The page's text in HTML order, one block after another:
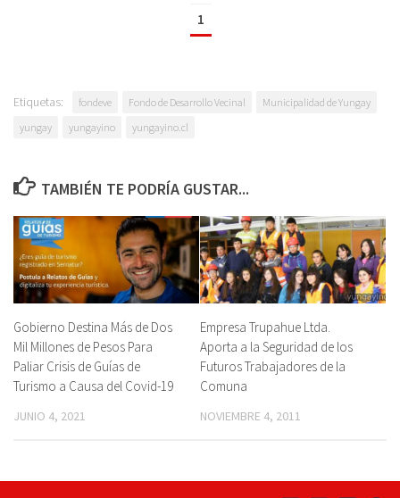
1
Etiquetas: fondeve Fondo de Desarrollo Vecinal
Municipalidad de Yungay
yungay
yungayino yungayino.cl
TAMBIÉN TE PODRÍA GUSTAR...
Gobierno Destina Más de Dos
Mil Millones de Pesos Para
Paliar Crisis de Guías de
Turismo a Causa del Covid-19
JUNIO 4, 2021
Empresa Trupahue Ltda.
Aporta a la Seguridad de los
Futuros Trabajadores de la
Comuna
NOVIEMBRE 4, 2011